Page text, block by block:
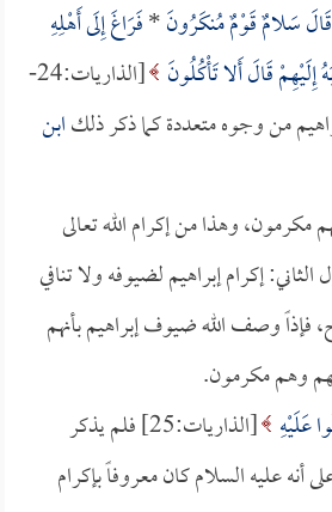
سَلامٌ قَوْمٌ مُنكَرُونَ*فَرَاغَ إِلَى أَهْلِهِ
إِلَيْهِمْ قَالَ أَلا تَأْكُلُونَ
[الذاريات:24-
ابن
وهذا من إكرام الله تعالى
إكرام إبراهيم لضيوفه ولا تنافي
فإذاً وصف الله ضيوف إبراهيم بأنهم
وهم مكرمون.
عَلَيْهِ
[الذاريات:25] فلم يذكر
أنه عليه السلام كان معروفاً بإكرام